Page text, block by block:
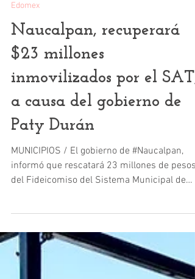
Edomex
Naucalpan, recuperará
$23 millones
inmovilizados por el SAT,
a causa del gobierno de
Paty Durán
MUNICIPIOS / El gobierno de #Naucalpan,
informó que rescatará 23 millones de pesos
del Fideicomiso del Sistema Municipal de